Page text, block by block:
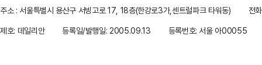
주소 : 서울특별시 용산구 서빙고로 17, 18층(한강로3가,센트럴파크 타워동)
전
제호: 데일리안
등록일/발행일: 2005.09.13 등록번호: 서울 아00055